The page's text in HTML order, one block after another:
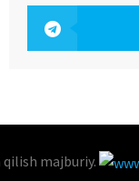
majburiy.